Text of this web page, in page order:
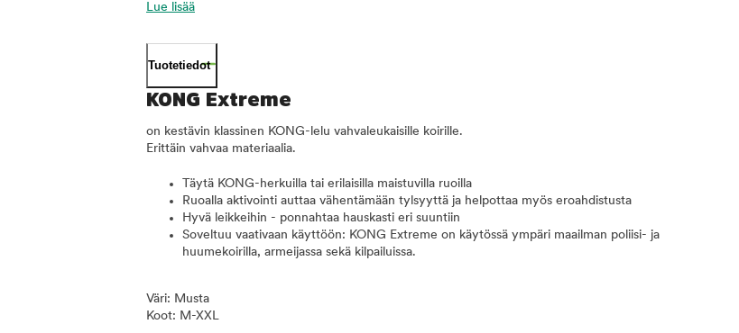
Lue lisää
Tuotetiedot
KONG Extreme
on kestävin klassinen KONG-lelu vahvaleukaisille koirille.
Erittäin vahvaa materiaalia.
Täytä KONG-herkuilla tai erilaisilla maistuvilla ruoilla
Ruoalla aktivointi auttaa vähentämään tylsyyttä ja helpottaa myös eroahdistusta
Hyvä leikkeihin - ponnahtaa hauskasti eri suuntiin
Soveltuu vaativaan käyttöön: KONG Extreme on käytössä ympäri maailman poliisi- ja
huumekoirilla, armeijassa sekä kilpailuissa.
Väri: Musta
Koot: M-XXL